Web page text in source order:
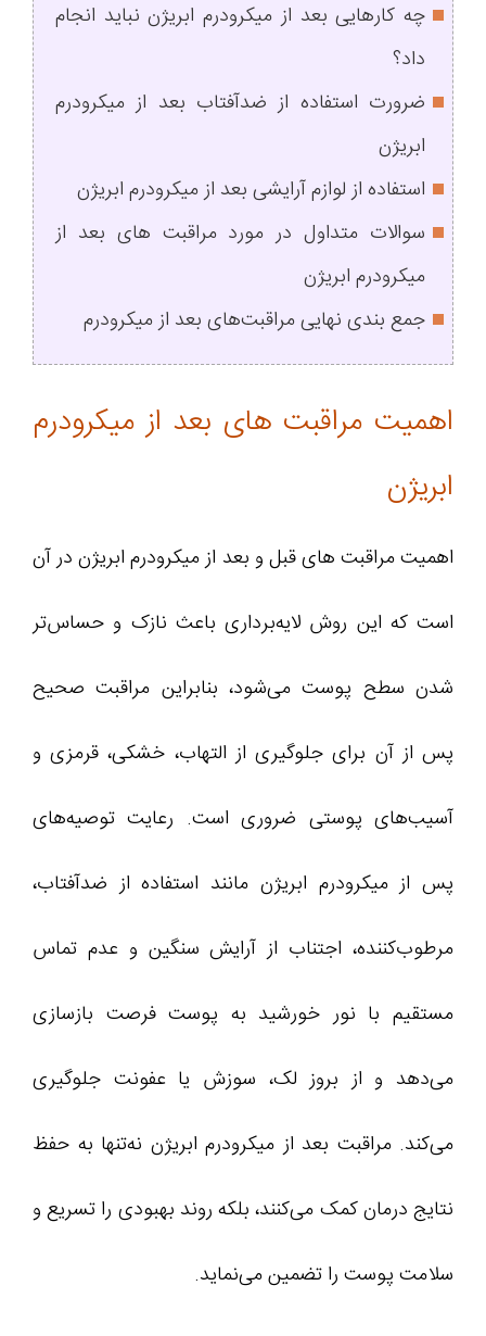
چه کارهایی بعد از میکرودرم ابریژن نباید انجام
داد؟
ضرورت استفاده از ضدآفتاب بعد از میکرودرم
ابریژن
استفاده از لوازم آرایشی بعد از میکرودرم ابریژن
سوالات متداول در مورد مراقبت های بعد از
میکرودرم ابریژن
جمع‌ بندی نهایی مراقبت‌های بعد از میکرودرم
اهمیت مراقبت های بعد از میکرودرم
ابریژن
اهمیت مراقبت های قبل و بعد از میکرودرم ابریژن در آن
است که این روش لایه‌برداری باعث نازک‌ و حساس‌تر
شدن سطح پوست می‌شود، بنابراین مراقبت صحیح
پس از آن برای جلوگیری از التهاب، خشکی، قرمزی و
آسیب‌های پوستی ضروری است. رعایت توصیه‌های
پس از میکرودرم ابریژن مانند استفاده از ضدآفتاب،
مرطوب‌کننده، اجتناب از آرایش سنگین و عدم تماس
مستقیم با نور خورشید به پوست فرصت بازسازی
می‌دهد و از بروز لک، سوزش یا عفونت جلوگیری
می‌کند. مراقبت بعد از میکرودرم ابریژن نه‌تنها به حفظ
نتایج درمان کمک می‌کنند، بلکه روند بهبودی را تسریع و
سلامت پوست را تضمین می‌نماید.